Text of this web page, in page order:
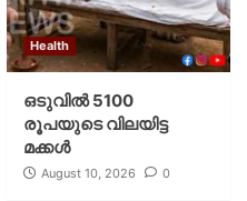
Health
ഒടുവിൽ 5100
രൂപയുടെ വിലയിട്ട
മക്കൾ
August 10, 2026 0